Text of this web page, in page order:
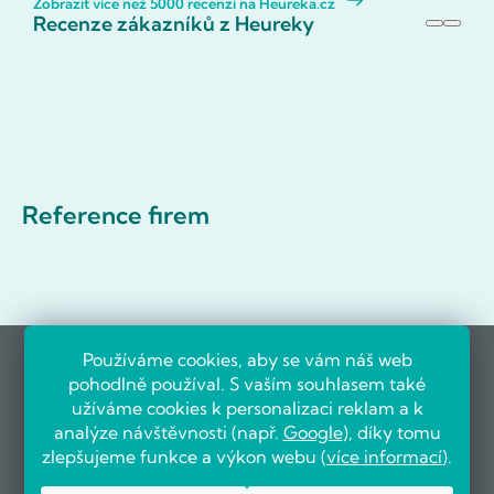
Používáme cookies, aby se vám náš web
pohodlně používal. S vaším souhlasem také
užíváme cookies k personalizaci reklam a k
analýze návštěvnosti (např. Google), díky tomu
zlepšujeme funkce a výkon webu (více informací).
Recenze zákazníků z Heureky
Reference firem